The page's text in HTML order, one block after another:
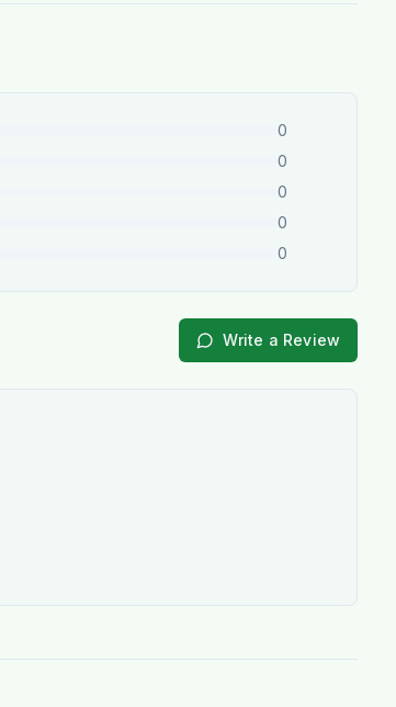
0
0
0
0
0
Write a Review